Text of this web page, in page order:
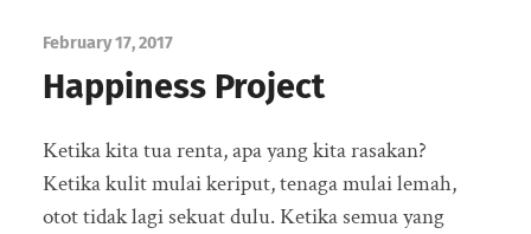
February 17, 2017
Happiness Project
Ketika kita tua renta, apa yang kita rasakan?
Ketika kulit mulai keriput, tenaga mulai lemah,
otot tidak lagi sekuat dulu. Ketika semua yang